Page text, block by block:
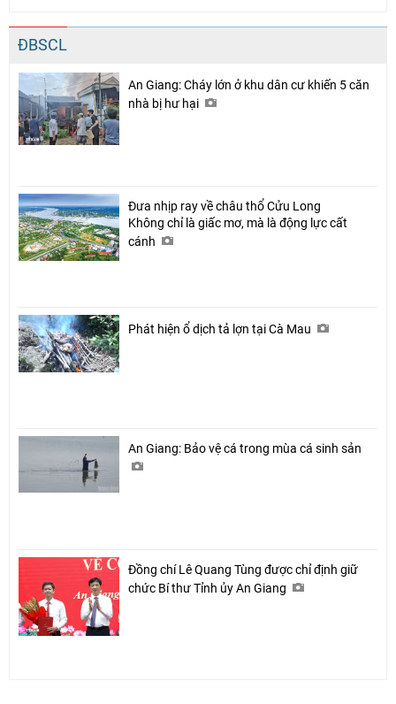
ĐBSCL
An Giang: Cháy lớn ở khu dân cư khiến 5 căn
nhà bị hư hại
Đưa nhịp ray về châu thổ Cửu Long
Không chỉ là giấc mơ, mà là động lực cất
cánh
Phát hiện ổ dịch tả lợn tại Cà Mau
An Giang: Bảo vệ cá trong mùa cá sinh sản
Đồng chí Lê Quang Tùng được chỉ định giữ
chức Bí thư Tỉnh ủy An Giang